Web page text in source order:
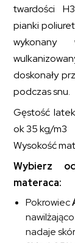
twardości
pianki
wykonany
doskonały
podczas snu.
Gęstość
ok 35 kg/m3
Wysokość
Wybierz
materaca:
Pokrowiec
nadaje